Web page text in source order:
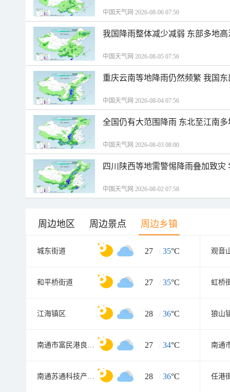
中国天气网 2026-08-06 07:50
我国降雨整体减少减弱 东部多地
中国天气网 2026-08-05 07:56
重庆云南等地降雨仍然频繁 我国
中国天气网 2026-08-04 07:56
全国仍有大范围降雨 东北至江南
中国天气网 2026-08-03 08:00
四川陕西等地需警惕降雨叠加致
中国天气网 2026-08-02 07:58
周边地区 周边景点 周边乡镇
城东街道 27 / 35°C 观音
和平桥街道 27 / 35°C 虹桥
江海镇区 28 / 36°C 狼山
南通市富民港良种场 27 / 34°C
南通苏通科技产业园 28 / 36°C 任港